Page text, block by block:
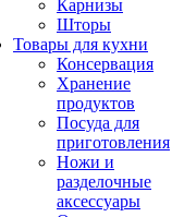
Карнизы
Шторы
Товары для кухни
Консервация
Хранение
продуктов
Посуда для
приготовления
Ножи и
разделочные
аксессуары